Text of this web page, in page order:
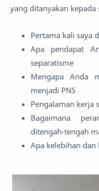
yang ditanyakan kepada
Pertama kali saya
Apa pendapat
separatisme
Mengapa Anda
menjadi PNS
Pengalaman kerja
Bagaimana
ditengah-tengah
Apa kelebihan